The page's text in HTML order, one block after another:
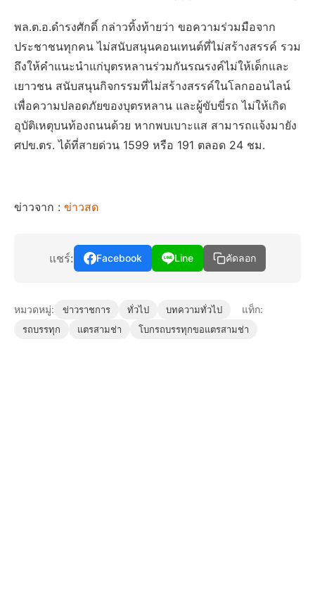
พล.ต.อ.ดำรงศักดิ์ กล่าวทิ้งท้ายว่า ขอความร่วมมือจาก
ประชาชนทุกคน ไม่สนับสนุนคอนเทนต์ที่ไม่สร้างสรรค์ รวม
ถึงให้คำแนะนำแก่บุตรหลานร่วมกันรณรงค์ไม่ให้เด็กและ
เยาวชน สนับสนุนกิจกรรมที่ไม่สร้างสรรค์ในโลกออนไลน์
เพื่อความปลอดภัยของบุตรหลาน และผู้ขับขี่รถ ไม่ให้เกิด
อุบัติเหตุบนท้องถนนด้วย หากพบเบาะแส สามารถแจ้งมายัง
ศปข.ตร. ได้ที่สายด่วน 1599 หรือ 191 ตลอด 24 ชม.
ข่าวจาก : ข่าวสด
แชร์: Facebook Line คัดลอก
หมวดหมู่: ข่าวราชการ ทั่วไป บทความทั่วไป แท็ก:
รถบรรทุก แตรสามช่า โบกรถบรรทุกขอแตรสามช่า